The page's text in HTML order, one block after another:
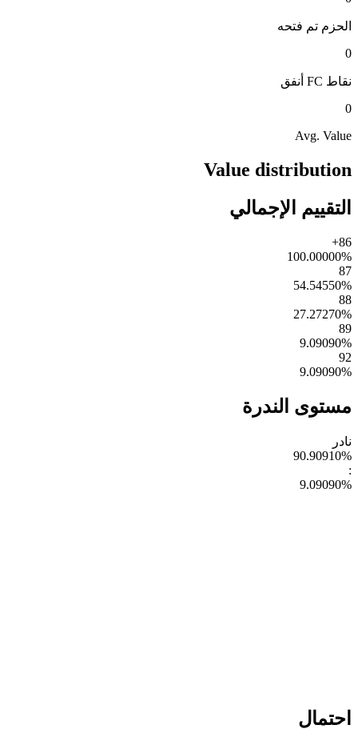
الحزم تم فتحه
0
نقاط FC
أنفق
0
Avg. Value
Value distribution
التقييم الإجمالي
86+
100.00000%
87
54.54550%
88
27.27270%
89
9.09090%
92
9.09090%
مستوى الندرة
نادر
90.90910%
:
9.09090%
احتمال